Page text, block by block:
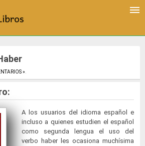
».
A los usuarios del idioma español e
incluso a quienes estudien el español
como segunda lengua el uso del
verbo haber les ocasiona muchísima